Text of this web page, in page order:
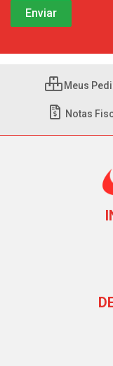
Meus
Notas